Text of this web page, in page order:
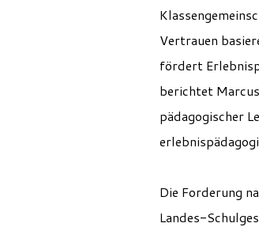
Vertrauen
fördert
berichtet
pädagogischer
Die Forderung
Landes-